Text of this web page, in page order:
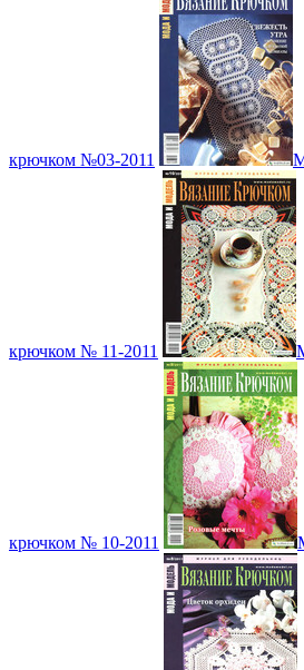
крючком №03-2011
крючком № 11-2011
крючком № 10-2011